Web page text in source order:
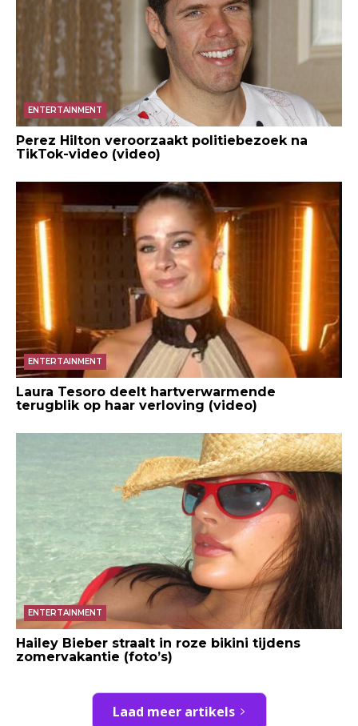
ENTERTAINMENT
Perez Hilton veroorzaakt politiebezoek na
TikTok-video (video)
ENTERTAINMENT
Laura Tesoro deelt hartverwarmende
terugblik op haar verloving (video)
ENTERTAINMENT
Hailey Bieber straalt in roze bikini tijdens
zomervakantie (foto’s)
Laad meer artikels